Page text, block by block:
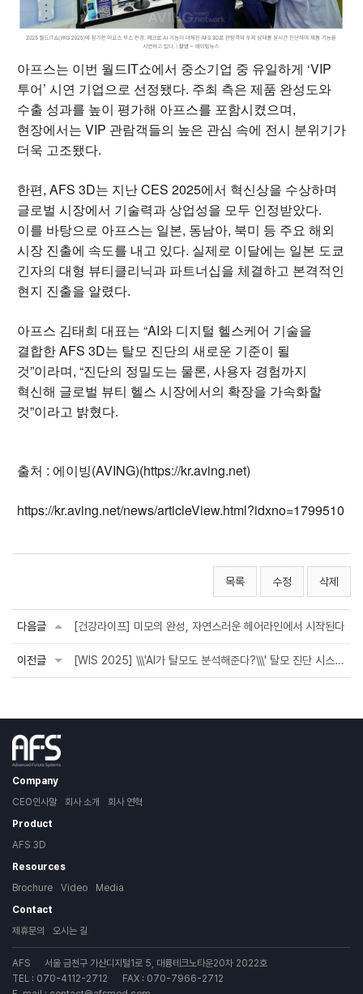
아프스는 이번 월드IT쇼에서 중소기업 중 유일하게 ‘VIP
투어’ 시연 기업으로 선정됐다. 주최 측은 제품 완성도와
수출 성과를 높이 평가해 아프스를 포함시켰으며,
현장에서는 VIP 관람객들의 높은 관심 속에 전시 분위기가
더욱 고조됐다.
한편, AFS 3D는 지난 CES 2025에서 혁신상을 수상하며
글로벌 시장에서 기술력과 상업성을 모두 인정받았다.
이를 바탕으로 아프스는 일본, 동남아, 북미 등 주요 해외
시장 진출에 속도를 내고 있다. 실제로 이달에는 일본 도쿄
긴자의 대형 뷰티클리닉과 파트너십을 체결하고 본격적인
현지 진출을 알렸다.
아프스 김태희 대표는 “AI와 디지털 헬스케어 기술을
결합한 AFS 3D는 탈모 진단의 새로운 기준이 될
것”이라며, “진단의 정밀도는 물론, 사용자 경험까지
혁신해 글로벌 뷰티 헬스 시장에서의 확장을 가속화할
것”이라고 밝혔다.
출처 : 에이빙(AVING)(https://kr.aving.net)
https://kr.aving.net/news/articleView.html?idxno=1799510
목록 수정 삭제
다음글 [건강라이프] 미모의 완성, 자연스러운 헤어라인에서 시작된다
이전글 [WIS 2025] \\\'AI가 탈모도 분석해준다?\\\' 탈모 진단 시스템 \\\'AFS 3D\\\' [영...
Company
CEO인사말
회사 소개
회사 연혁
Product
AFS 3D
Resources
Brochure
Video
Media
Contact
제휴문의
오시는 길
AFS
서울 금천구 가산디지털1로 5, 대륭테크노타운20차 2022호
TEL : 070-4112-2712
FAX : 070-7966-2712